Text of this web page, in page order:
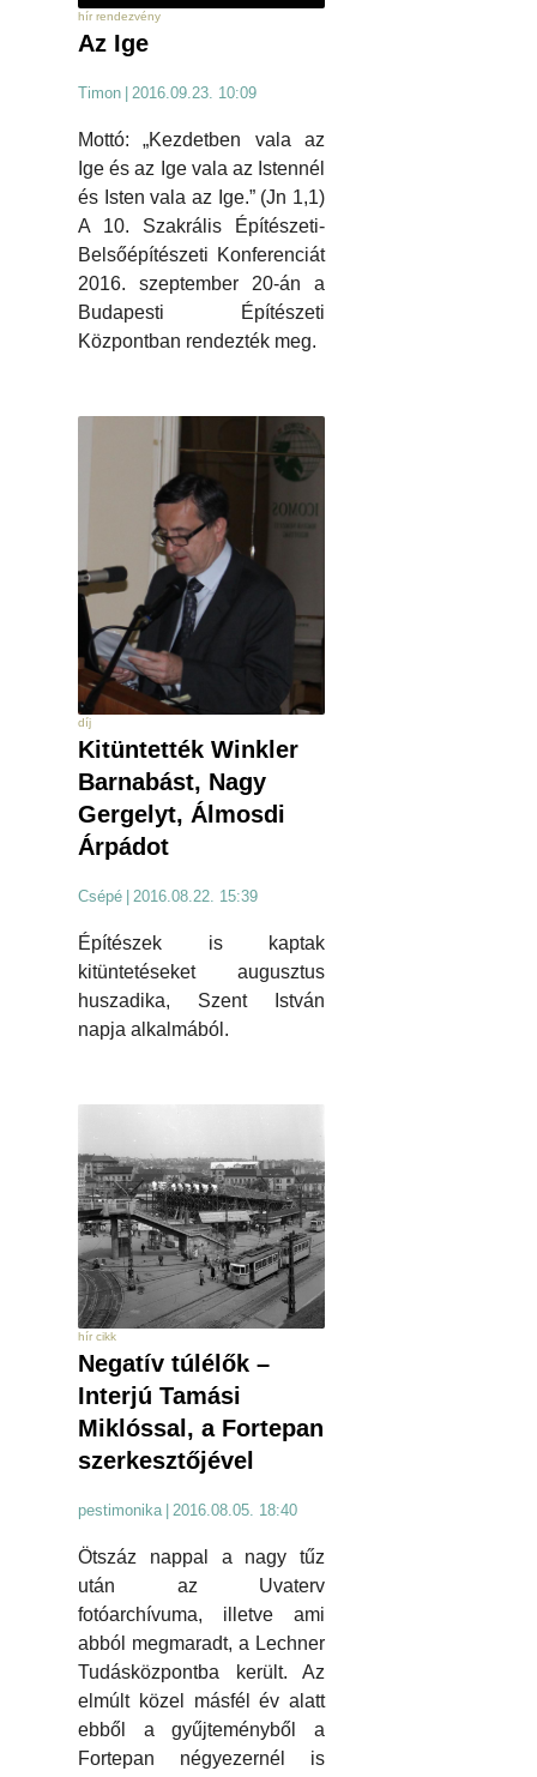
hír rendezvény
Az Ige
Timon 2016.09.23. 10:09
Mottó: „Kezdetben vala az
Ige és az Ige vala az Istennél
és Isten vala az Ige.” (Jn 1,1)
A 10. Szakrális Építészeti-
Belsőépítészeti Konferenciát
2016. szeptember 20-án a
Budapesti Építészeti
Központban rendezték meg.
díj
Kitüntették Winkler
Barnabást, Nagy
Gergelyt, Álmosdi
Árpádot
Csépé 2016.08.22. 15:39
Építészek is kaptak
kitüntetéseket augusztus
huszadika, Szent István
napja alkalmából.
hír cikk
Negatív túlélők –
Interjú Tamási
Miklóssal, a Fortepan
szerkesztőjével
pestimonika 2016.08.05. 18:40
Ötszáz nappal a nagy tűz
után az Uvaterv
fotóarchívuma, illetve ami
abból megmaradt, a Lechner
Tudásközpontba került. Az
elmúlt közel másfél év alatt
ebből a gyűjteményből a
Fortepan négyezernél is